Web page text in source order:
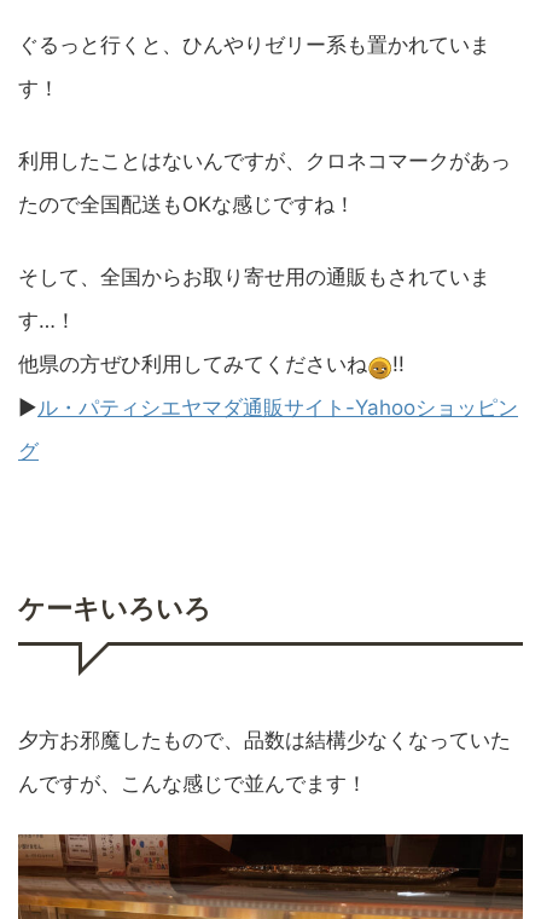
ぐるっと行くと、ひんやりゼリー系も置かれていま
す！
利用したことはないんですが、クロネコマークがあっ
たので全国配送もOKな感じですね！
そして、全国からお取り寄せ用の通販もされていま
す…！
他県の方ぜひ利用してみてくださいね
!!
▶︎ル・パティシエヤマダ通販サイト-Yahooショッピン
グ
ケーキいろいろ
夕方お邪魔したもので、品数は結構少なくなっていた
んですが、こんな感じで並んでます！